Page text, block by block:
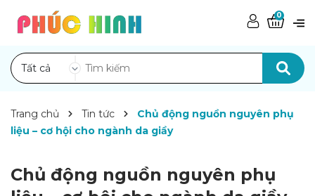
Tất cả
0
Trang chủ Tin tức
Chủ động nguồn nguyên phụ
liệu – cơ hội cho ngành da giầy
Chủ động nguồn nguyên phụ